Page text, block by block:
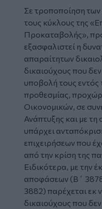
Σε τροποποίηση
τους κύκλους της «
Προκαταβολής»,
εξασφαλιστεί η
απαραίτητων
δικαιούχους που
υποβολή τους εντός
προθεσμίας,
Οικονομικών, σε
Ανάπτυξης και με τη
υπάρχει
επιχειρήσεων που
από την κρίση της
Ειδικότερα, με την
αποφάσεων (Β΄
3882) παρέχεται εκ
δικαιούχους που